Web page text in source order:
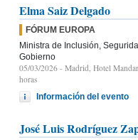
Elma Saiz Delgado
FÓRUM EUROPA
Ministra de Inclusión,
Gobierno
05/03/2026 - Madrid, Hotel
horas
Información del evento
José Luis Rodríguez